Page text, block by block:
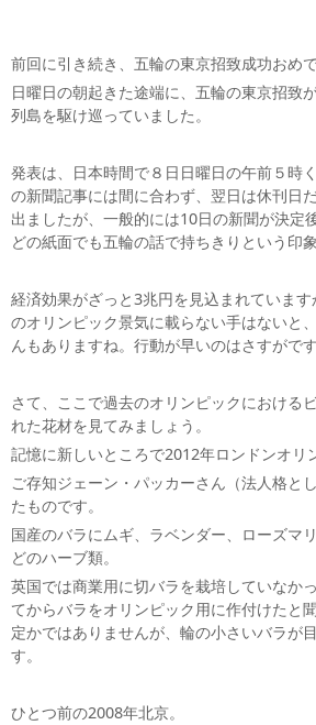
前回に引き続き、五輪の東京招致成功おめで
日曜日の朝起きた途端に、五輪の東京招致
列島を駆け巡っていました。
発表は、日本時間で８日日曜日の午前５時
の新聞記事には間に合わず、翌日は休刊日
出ましたが、一般的には10日の新聞が決定
どの紙面でも五輪の話で持ちきりという印象
経済効果がざっと3兆円を見込まれていま
のオリンピック景気に載らない手はないと
んもありますね。行動が早いのはさすがです
さて、ここで過去のオリンピックにおける
れた花材を見てみましょう。
記憶に新しいところで2012年ロンドンオリ
ご存知ジェーン・パッカーさん（法人格と
たものです。
国産のバラにムギ、ラベンダー、ローズマ
どのハーブ類。
英国では商業用に切バラを栽培していなか
てからバラをオリンピック用に作付けたと
定かではありませんが、輪の小さいバラが
す。
ひとつ前の2008年北京。